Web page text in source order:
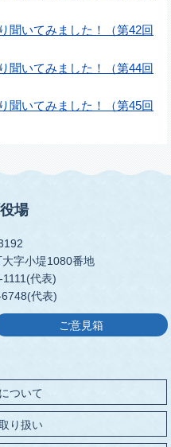
聞いてみました！（第42回
聞いてみました！（第44回
聞いてみました！（第45回
場
字小堤1080番地
代表)
代表)
ご意見箱
ついて
り扱い